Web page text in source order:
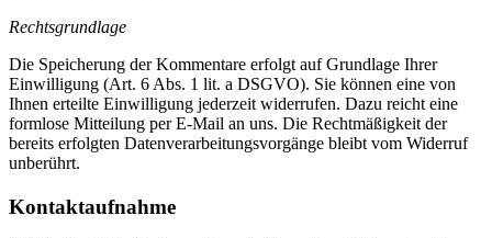
Rechtsgrundlage
Die Speicherung der Kommentare erfolgt auf Grundlage Ihrer
Einwilligung (Art. 6 Abs. 1 lit. a DSGVO). Sie können eine von
Ihnen erteilte Einwilligung jederzeit widerrufen. Dazu reicht eine
formlose Mitteilung per E-Mail an uns. Die Rechtmäßigkeit der
bereits erfolgten Datenverarbeitungsvorgänge bleibt vom Widerruf
unberührt.
Kontaktaufnahme